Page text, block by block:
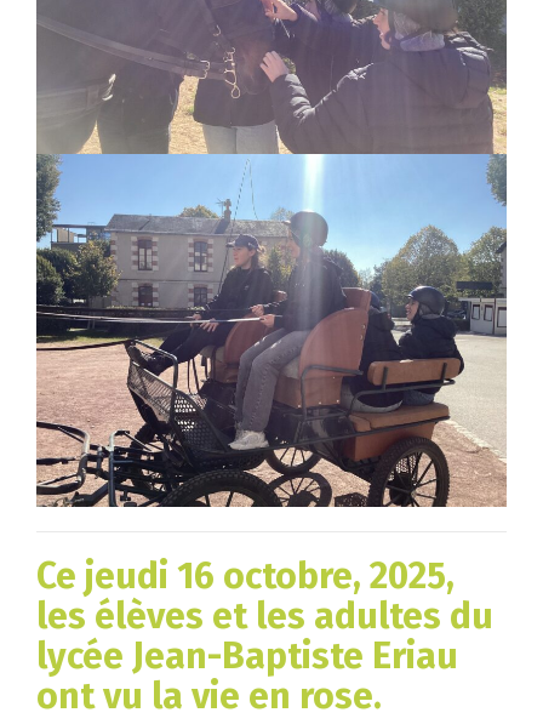
Ce jeudi 16 octobre, 2025,
les élèves et les adultes du
lycée Jean-Baptiste Eriau
ont vu la vie en rose.